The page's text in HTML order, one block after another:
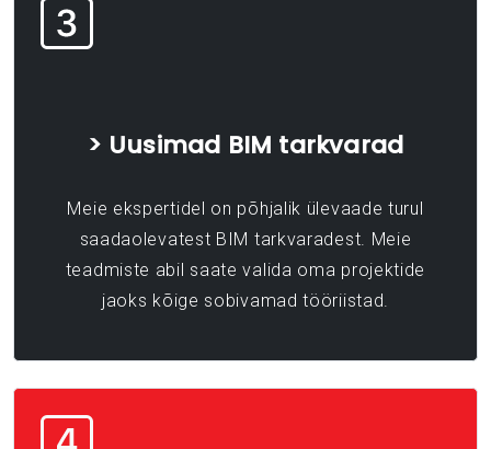
> Uusimad BIM tarkvarad
Meie ekspertidel on põhjalik ülevaade turul
saadaolevatest BIM tarkvaradest. Meie
teadmiste abil saate valida oma projektide
jaoks kõige sobivamad tööriistad.